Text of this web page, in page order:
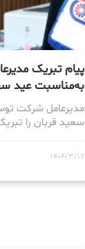
پیام تبریک
به‌مناسبت عید
مدیرعامل شرکت
سعید قربان را
1404/3/17